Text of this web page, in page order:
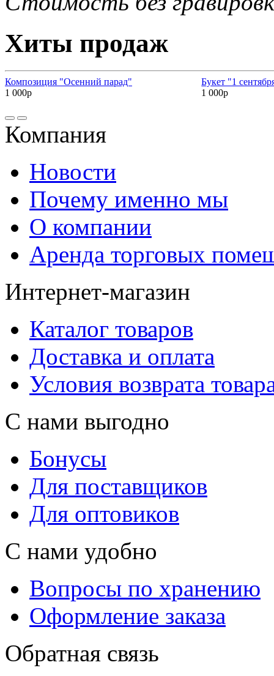
Хиты продаж
Композиция "Осенний парад"
1 000р
Букет "1
1 000р
Компания
Новости
Почему именно мы
О компании
Аренда торговых
Интернет-магазин
Каталог товаров
Доставка и оплата
Условия возврата
С нами выгодно
Бонусы
Для поставщиков
Для оптовиков
С нами удобно
Вопросы по хранению
Оформление заказа
Обратная связь